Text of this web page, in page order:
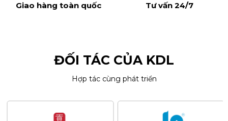
Giao hàng toàn quốc Tư vấn 24/7
ĐỐI TÁC CỦA KDL
Hợp tác cùng phát triển